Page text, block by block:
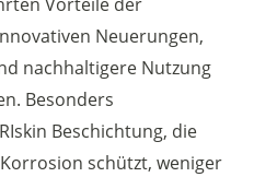
Neuerungen,
nachhaltigere Nutzung
Besonders
Beschichtung, die
schützt, weniger